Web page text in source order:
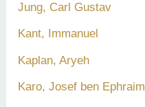
Jung, Carl Gustav
Kant, Immanuel
Kaplan, Aryeh
Karo, Josef ben Ephraim